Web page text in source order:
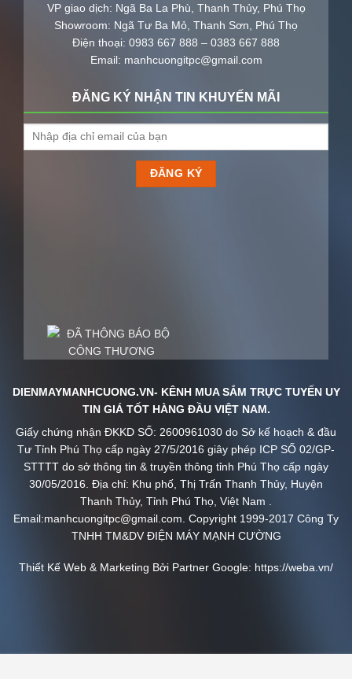
VP giao dịch: Ngã Ba La Phù, Thanh Thủy, Phú Thọ
Showroom: Ngã Tư Ba Mỏ, Thanh Sơn, Phú Thọ
Điện thoại: 0983 667 888 – 0383 667 888
Email: manhcuongitpc@gmail.com
ĐĂNG KÝ NHẬN TIN KHUYẾN MÃI
DIENMAYMANHCUONG.VN- KÊNH MUA SẮM TRỰC TUYẾN UY
TIN GIÁ TỐT HÀNG ĐẦU VIỆT NAM.
Giấy chứng nhận ĐKKD SỐ: 2600961030 do Sở kế hoạch & đầu
Tư Tỉnh Phú Thọ cấp ngày 27/5/2016 giây phép ICP SỐ 02/GP-
STTTT do sở thông tin & truyền thông tỉnh Phú Thọ cấp ngày
30/05/2016. Địa chỉ: Khu phố, Thị Trấn Thanh Thủy, Huyện
Thanh Thủy, Tỉnh Phú Thọ, Việt Nam .
Email:manhcuongitpc@gmail.com. Copyright 1999-2017 Công Ty
TNHH TM&DV ĐIỆN MÁY MẠNH CƯỜNG
Thiết Kế Web & Marketing Bởi Partner Google: https://weba.vn/